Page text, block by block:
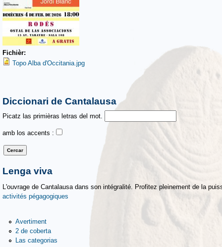
Fichièr:
Topo Alba d'Occitania.jpg
Diccionari de Cantalausa
Picatz las primièras letras del mot.
amb los accents :
Lenga viva
L'ouvrage de Cantalausa dans son intégralité. Profitez pleinement de la
activités pégagogiques
Avertiment
2 de coberta
Las categorias